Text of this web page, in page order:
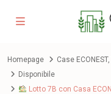
Homepage Case ECONEST,
Disponibile
Lotto 7B con Casa